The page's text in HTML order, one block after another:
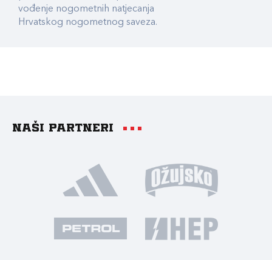
vođenje nogometnih natjecanja
Hrvatskog nogometnog saveza.
Naši partneri